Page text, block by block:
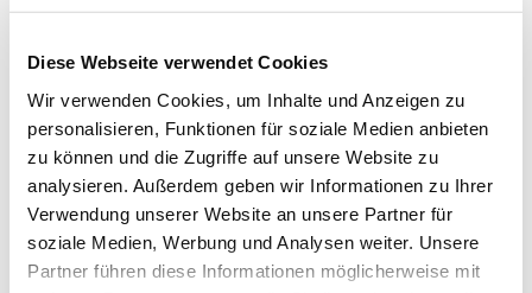
Diese Webseite verwendet Cookies
Wir verwenden Cookies, um Inhalte und Anzeigen zu
personalisieren, Funktionen für soziale Medien anbieten
zu können und die Zugriffe auf unsere Website zu
analysieren. Außerdem geben wir Informationen zu Ihrer
Verwendung unserer Website an unsere Partner für
soziale Medien, Werbung und Analysen weiter. Unsere
Partner führen diese Informationen möglicherweise mit
eine andere Art der Kommunikation verweisen. Sicherer E-
Download
Der Download von Dateien erfolgt auf eigene Gefahr. Die
Hessing Stiftung haftet nicht für Schäden, die aus dem
Download oder der Nutzung von Dateien aus dem